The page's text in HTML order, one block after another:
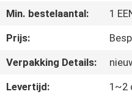
NEEM
CONTACT
Min. bestelaantal:
1
Prijs:
Verpakking Details:
Levertijd:
1~2